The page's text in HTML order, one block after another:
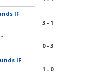
IF
3 - 1
0 - 3
IF
1 - 0